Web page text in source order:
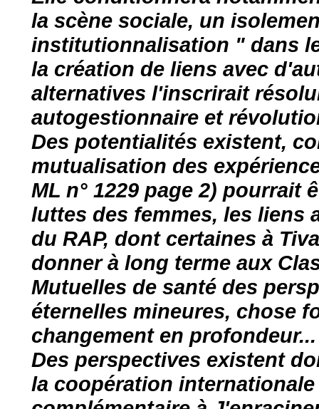
la scène sociale, un
institutionnalisation " dans
la création de liens avec
alternatives l'inscrirait
autogestionnaire et
Des potentialités existent,
mutualisation des
ML n° 1229 page 2) pourrait
luttes des femmes, les liens
du RAP, dont certaines à
donner à long terme aux
Mutuelles de santé des
éternelles mineures, chose
changement en profondeur...
Des perspectives existent
la coopération